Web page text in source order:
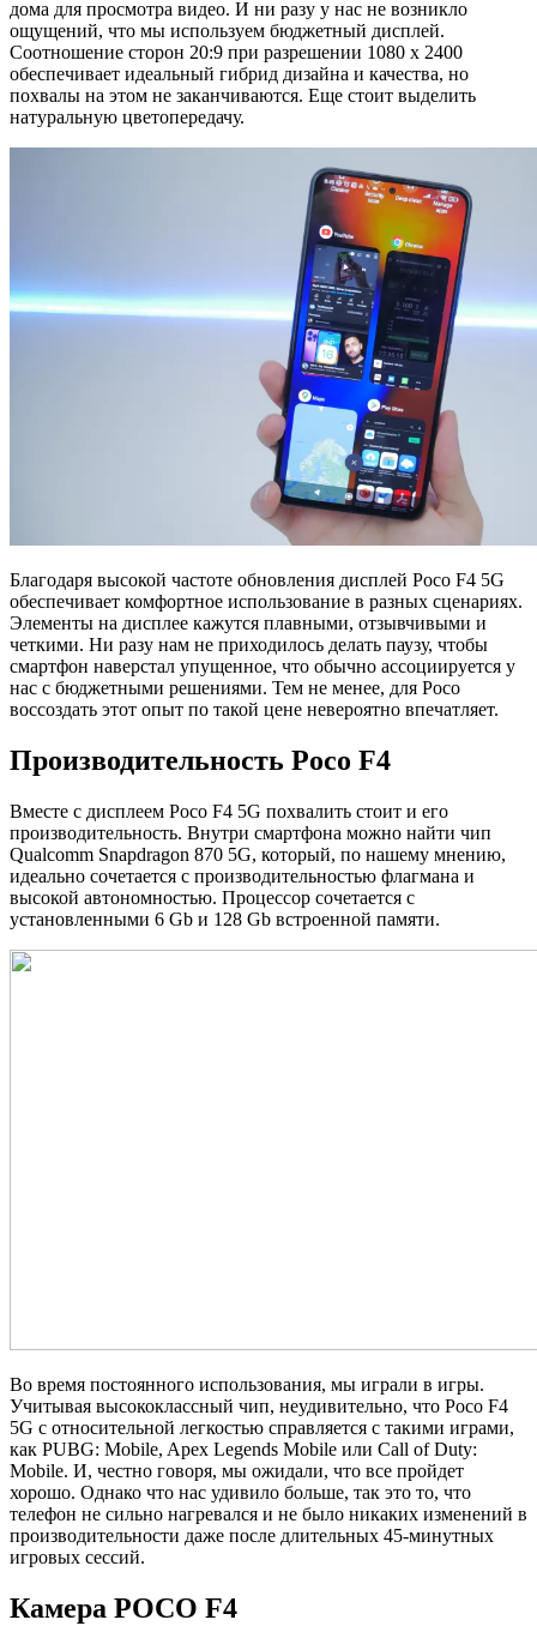
дома для просмотра видео. И ни разу у нас не возникло
ощущений, что мы используем бюджетный дисплей.
Соотношение сторон 20:9 при разрешении 1080 x 2400
обеспечивает идеальный гибрид дизайна и качества, но
похвалы на этом не заканчиваются. Еще стоит выделить
натуральную цветопередачу.
Благодаря высокой частоте обновления дисплей Poco F4 5G
обеспечивает комфортное использование в разных сценариях.
Элементы на дисплее кажутся плавными, отзывчивыми и
четкими. Ни разу нам не приходилось делать паузу, чтобы
смартфон наверстал упущенное, что обычно ассоциируется у
нас с бюджетными решениями. Тем не менее, для Poco
воссоздать этот опыт по такой цене невероятно впечатляет.
Производительность Poco F4
Вместе с дисплеем Poco F4 5G похвалить стоит и его
производительность. Внутри смартфона можно найти чип
Qualcomm Snapdragon 870 5G, который, по нашему мнению,
идеально сочетается с производительностью флагмана и
высокой автономностью. Процессор сочетается с
установленными 6 Gb и 128 Gb встроенной памяти.
Во время постоянного использования, мы играли в игры.
Учитывая высококлассный чип, неудивительно, что Poco F4
5G с относительной легкостью справляется с такими играми,
как PUBG: Mobile, Apex Legends Mobile или Call of Duty:
Mobile. И, честно говоря, мы ожидали, что все пройдет
хорошо. Однако что нас удивило больше, так это то, что
телефон не сильно нагревался и не было никаких изменений в
производительности даже после длительных 45-минутных
игровых сессий.
Камера POCO F4